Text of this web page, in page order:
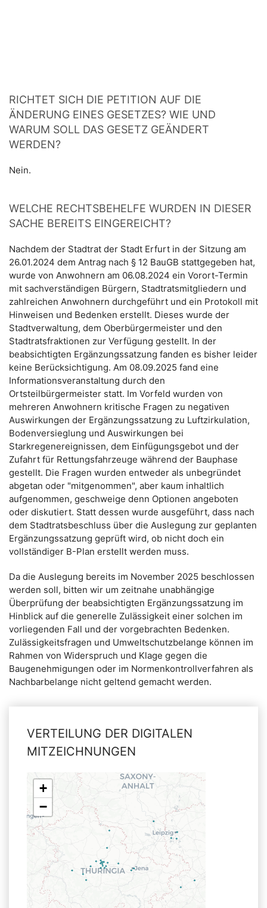
RICHTET SICH DIE PETITION AUF DIE
ÄNDERUNG EINES GESETZES? WIE UND
WARUM SOLL DAS GESETZ GEÄNDERT
WERDEN?
Nein.
WELCHE RECHTSBEHELFE WURDEN IN DIESER
SACHE BEREITS EINGEREICHT?
Nachdem der Stadtrat der Stadt Erfurt in der Sitzung am
26.01.2024 dem Antrag nach § 12 BauGB stattgegeben hat,
wurde von Anwohnern am 06.08.2024 ein Vorort-Termin
mit sachverständigen Bürgern, Stadtratsmitgliedern und
zahlreichen Anwohnern durchgeführt und ein Protokoll mit
Hinweisen und Bedenken erstellt. Dieses wurde der
Stadtverwaltung, dem Oberbürgermeister und den
Stadtratsfraktionen zur Verfügung gestellt. In der
beabsichtigten Ergänzungssatzung fanden es bisher leider
keine Berücksichtigung. Am 08.09.2025 fand eine
Informationsveranstaltung durch den
Ortsteilbürgermeister statt. Im Vorfeld wurden von
mehreren Anwohnern kritische Fragen zu negativen
Auswirkungen der Ergänzungssatzung zu Luftzirkulation,
Bodenversieglung und Auswirkungen bei
Starkregenereignissen, dem Einfügungsgebot und der
Zufahrt für Rettungsfahrzeuge während der Bauphase
gestellt. Die Fragen wurden entweder als unbegründet
abgetan oder "mitgenommen", aber kaum inhaltlich
aufgenommen, geschweige denn Optionen angeboten
oder diskutiert. Statt dessen wurde ausgeführt, dass nach
dem Stadtratsbeschluss über die Auslegung zur geplanten
Ergänzungssatzung geprüft wird, ob nicht doch ein
vollständiger B-Plan erstellt werden muss.
Da die Auslegung bereits im November 2025 beschlossen
werden soll, bitten wir um zeitnahe unabhängige
Überprüfung der beabsichtigten Ergänzungssatzung im
Hinblick auf die generelle Zulässigkeit einer solchen im
vorliegenden Fall und der vorgebrachten Bedenken.
Zulässigkeitsfragen und Umweltschutzbelange können im
Rahmen von Widerspruch und Klage gegen die
Baugenehmigungen oder im Normenkontrollverfahren als
Nachbarbelange nicht geltend gemacht werden.
VERTEILUNG DER DIGITALEN
MITZEICHNUNGEN
+
−